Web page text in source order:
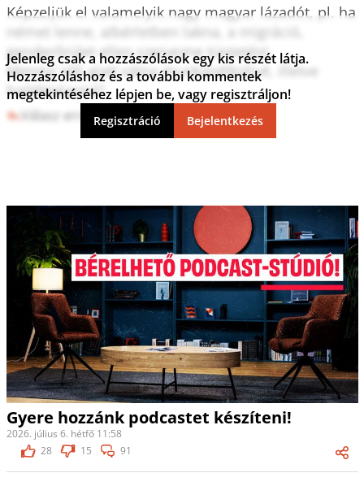
Képzeljük el valamelyik nagy magyar lázadót, pl. ha
német lenne, albérletben lakna, a migráció,
genderőrület ellen szervezne tüntetést.
Mennyi idő alatt válna munkanélkülivé, illetve
hajléktalanná?
Válasz erre 8 0
Jelenleg csak a hozzászólások egy kis részét látja.
Hozzászóláshoz és a további kommentek
megtekintéséhez lépjen be, vagy regisztráljon!
Regisztráció Bejelentkezés
Gyere hozzánk podcastet készíteni!
2026. július 6. hétfő 11:58
28
15 91